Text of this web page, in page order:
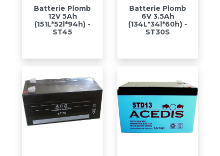
Batterie Plomb
12V 5Ah
(151L*52l*94h) -
ST45
Batterie Plomb
6V 3.5Ah
(134L*34l*60h) -
ST30S